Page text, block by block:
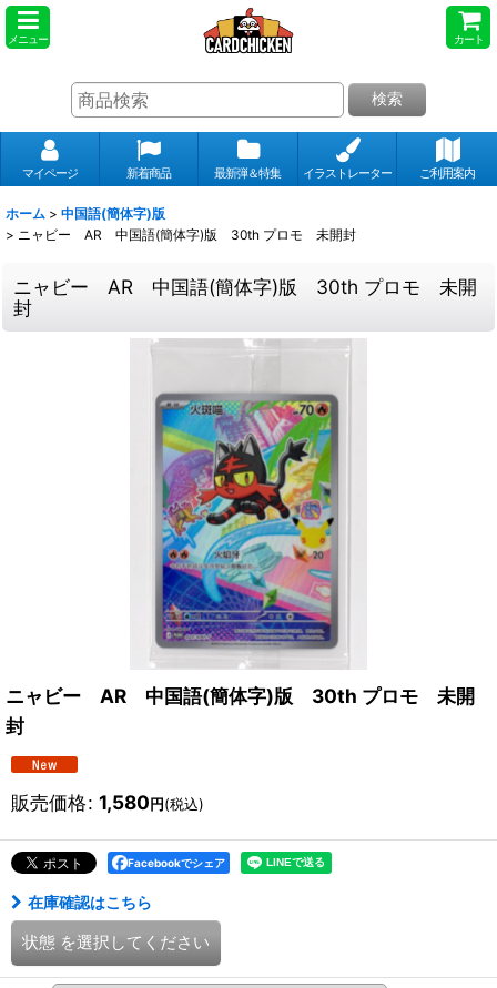
メニュー カート
検索
マイページ 新着商品 最新弾＆特集 イラストレーター ご利用案内
ホーム > 中国語(簡体字)版
> ニャビー AR 中国語(簡体字)版 30th プロモ 未開封
ニャビー AR 中国語(簡体字)版 30th プロモ 未開
封
ニャビー AR 中国語(簡体字)版 30th プロモ 未開
封
販売価格: 1,580円(税込)
Facebookでシェア
在庫確認はこちら
状態 を選択してください